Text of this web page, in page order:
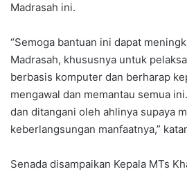
Madrasah ini.
“Semoga bantuan ini dapat
Madrasah, khususnya untuk
berbasis komputer dan berharap
mengawal dan memantau semua
dan ditangani oleh ahlinya supaya
keberlangsungan manfaatnya,”
Senada disampaikan Kepala MTs